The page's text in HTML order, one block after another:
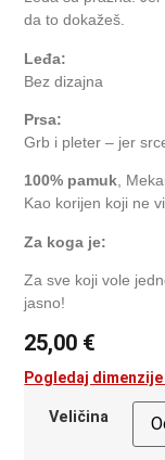
da to dokažeš.
Leđa:
Bez dizajna
Prsa:
Grb i pleter – jer
100% pamuk,
Kao korijen koji ne
Za koga je:
Za sve koji vole
jasno!
25,00 €
Pogledaj
Veličina